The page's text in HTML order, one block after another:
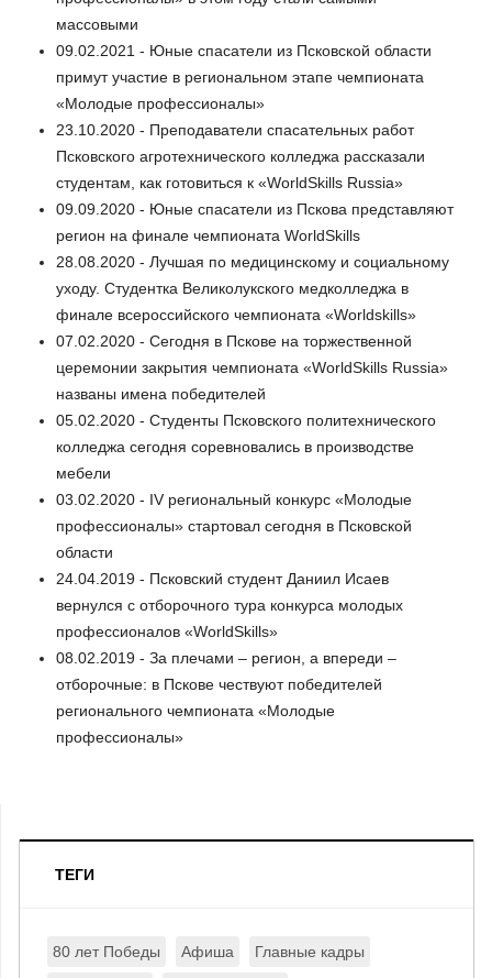
массовыми
09.02.2021 - Юные спасатели из Псковской области
примут участие в региональном этапе чемпионата
«Молодые профессионалы»
23.10.2020 - Преподаватели спасательных работ
Псковского агротехнического колледжа рассказали
студентам, как готовиться к «WorldSkills Russia»
09.09.2020 - Юные спасатели из Пскова представляют
регион на финале чемпионата WorldSkills
28.08.2020 - Лучшая по медицинскому и социальному
уходу. Студентка Великолукского медколледжа в
финале всероссийского чемпионата «Worldskills»
07.02.2020 - Сегодня в Пскове на торжественной
церемонии закрытия чемпионата «WorldSkills Russia»
названы имена победителей
05.02.2020 - Студенты Псковского политехнического
колледжа сегодня соревновались в производстве
мебели
03.02.2020 - IV региональный конкурс «Молодые
профессионалы» стартовал сегодня в Псковской
области
24.04.2019 - Псковский студент Даниил Исаев
вернулся с отборочного тура конкурса молодых
профессионалов «WorldSkills»
08.02.2019 - За плечами – регион, а впереди –
отборочные: в Пскове чествуют победителей
регионального чемпионата «Молодые
профессионалы»
ТЕГИ
80 лет Победы Афиша Главные кадры